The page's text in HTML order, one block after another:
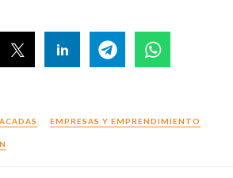
EMPRESAS Y EMPRENDIMIENTO